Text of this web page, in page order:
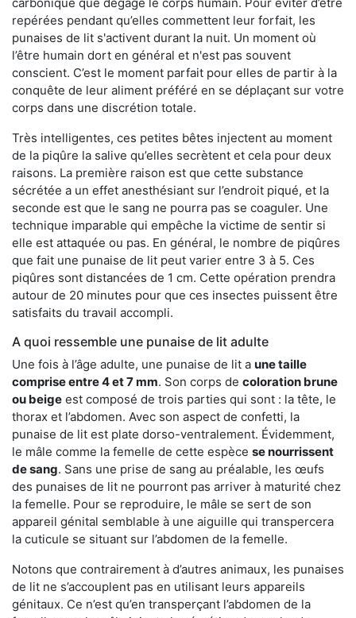
repérées pendant qu’elles commettent leur forfait, les
punaises de lit s'activent durant la nuit. Un moment où
l’être humain dort en général et n'est pas souvent
conscient. C’est le moment parfait pour elles de partir à la
conquête de leur aliment préféré en se déplaçant sur votre
corps dans une discrétion totale.
Très intelligentes, ces petites bêtes injectent au moment
de la piqûre la salive qu’elles secrètent et cela pour deux
raisons. La première raison est que cette substance
sécrétée a un effet anesthésiant sur l’endroit piqué, et la
seconde est que le sang ne pourra pas se coaguler. Une
technique imparable qui empêche la victime de sentir si
elle est attaquée ou pas. En général, le nombre de piqûres
que fait une punaise de lit peut varier entre 3 à 5. Ces
piqûres sont distancées de 1 cm. Cette opération prendra
autour de 20 minutes pour que ces insectes puissent être
satisfaits du travail accompli.
A quoi ressemble une punaise de lit adulte
Une fois à l’âge adulte, une punaise de lit a une taille
comprise entre 4 et 7 mm. Son corps de coloration brune
ou beige est composé de trois parties qui sont : la tête, le
thorax et l’abdomen. Avec son aspect de confetti, la
punaise de lit est plate dorso-ventralement. Évidemment,
le mâle comme la femelle de cette espèce se nourrissent
de sang. Sans une prise de sang au préalable, les œufs
des punaises de lit ne pourront pas arriver à maturité chez
la femelle. Pour se reproduire, le mâle se sert de son
appareil génital semblable à une aiguille qui transpercera
la cuticule se situant sur l’abdomen de la femelle.
Notons que contrairement à d’autres animaux, les punaises
de lit ne s’accouplent pas en utilisant leurs appareils
génitaux. Ce n’est qu’en transperçant l’abdomen de la